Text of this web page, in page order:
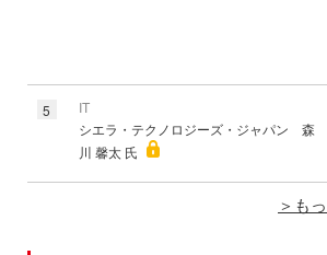
5
IT
シエラ・テクノロジーズ・ジャパン 森
川 馨太 氏
も